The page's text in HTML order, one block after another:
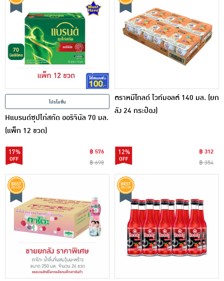
โปรโมชั่น
Hแบรนด์ซุปไก่สกัด ออริจินัล 70 มล.
(แพ็ก 12 ขวด)
17%
฿ 576
฿ 698
ตราหมีโกลด์ ไวท์มอลต์ 140 มล. (ยก
ลัง 24 กระป๋อง)
12%
฿ 312
฿ 354